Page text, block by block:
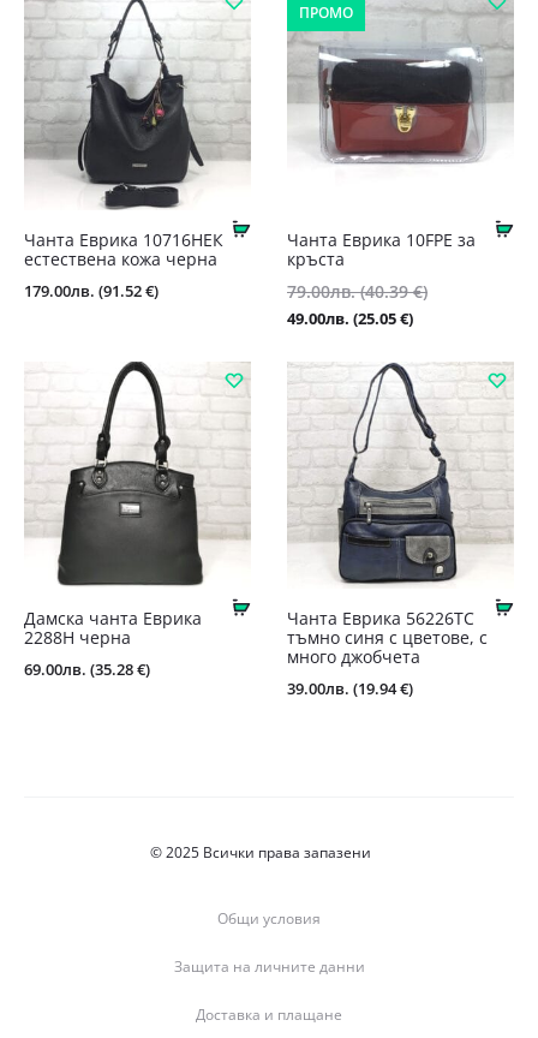
Купи
Чанта Еврика 10716НЕК
естествена кожа черна
179.00лв. (91.52 €)
ПРОМО
Чанта Еврика 10FPE за
кръста
79.00лв. (40.39 €)Original
79.00лв.
(40.39
€).
49.00лв. (25.05 €)Текущата
е:
49.00лв.
(25.05
€).
Купи
Дамска чанта Еврика
2288Н черна
69.00лв. (35.28 €)
Чанта Еврика 56226ТС
тъмно синя с цветове, с
много джобчета
39.00лв. (19.94 €)
© 2025 Всички права запазени
Общи условия
Защита на личните данни
Доставка и плащане